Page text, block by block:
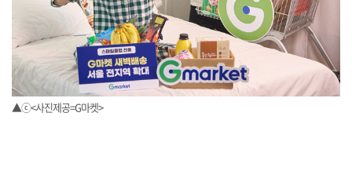
▲ⓒ<사진제공=G마켓>